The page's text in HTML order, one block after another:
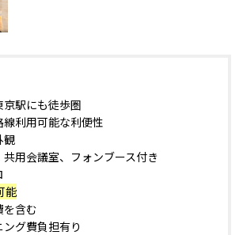
駅にも徒歩圏
利用可能な利便性
観
用会議室、フォンブース付き
能
含む
グ費負担有り